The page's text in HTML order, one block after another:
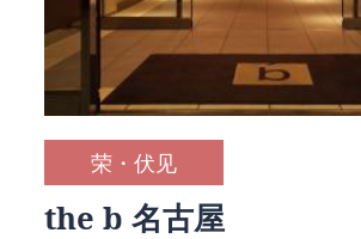
荣・伏见
the b 名古屋